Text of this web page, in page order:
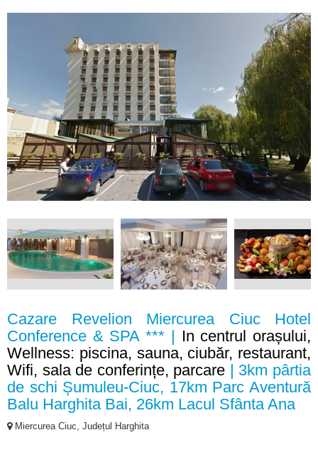
Cazare Revelion Miercurea Ciuc Hotel
Conference & SPA *** | In centrul orașului,
Wellness: piscina, sauna, ciubăr, restaurant,
Wifi, sala de conferințe, parcare | 3km pârtia
de schi Șumuleu-Ciuc, 17km Parc Aventură
Balu Harghita Bai, 26km Lacul Sfânta Ana
Miercurea Ciuc, Județul Harghita